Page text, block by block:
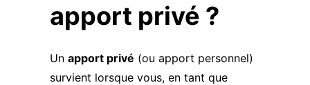
apport privé ?
Un apport privé (ou apport personnel)
survient lorsque vous, en tant que